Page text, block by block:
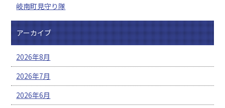
岐南町見守り隊
アーカイブ
2026年8月
2026年7月
2026年6月